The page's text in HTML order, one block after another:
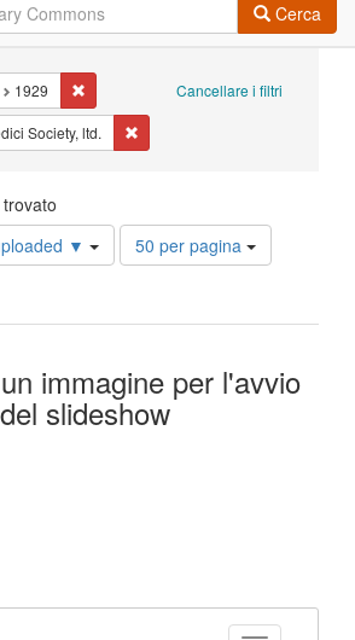
Cerca
Cancellare i filtri
1929 Cancella il filtro Data: 1929
Society, ltd.
▼
Risultati
per
50 per pagina
immagine per l'avvio
del slideshow